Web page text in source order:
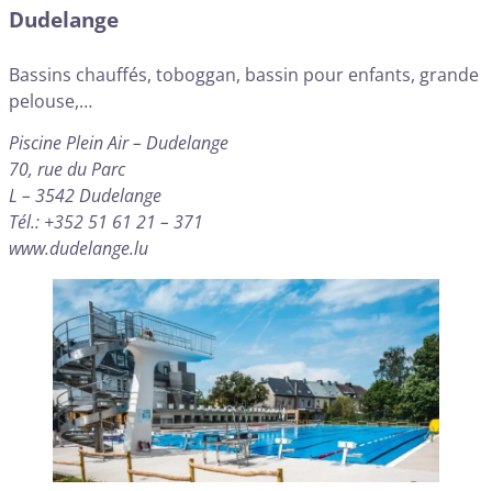
Dudelange
Bassins chauffés, toboggan, bassin pour enfants, grande
pelouse,…
Piscine Plein Air – Dudelange
70, rue du Parc
L – 3542 Dudelange
Tél.: +352 51 61 21 – 371
www.dudelange.lu